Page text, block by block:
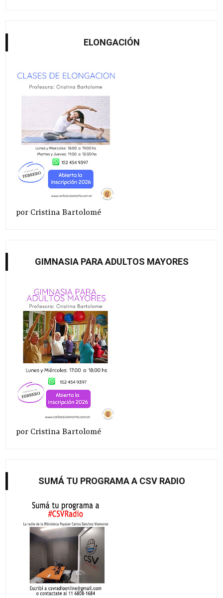
ELONGACIÓN
por Cristina Bartolomé
GIMNASIA PARA ADULTOS MAYORES
por Cristina Bartolomé
SUMÁ TU PROGRAMA A CSV RADIO